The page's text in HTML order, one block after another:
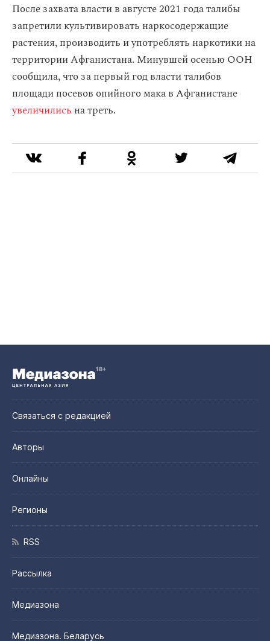
После захвата власти в августе 2021 года талибы
запретили культивировать наркосодержащие
растения, производить и употреблять наркотики на
территории Афганистана. Минувшей осенью ООН
сообщила, что за первый год власти талибов
площади посевов опийного мака в Афганистане
увеличились на треть.
Связаться с редакцией
Авторы
Онлайны
Регионы
RSS
Рассылка
Медиазона
Медиазона. Беларусь